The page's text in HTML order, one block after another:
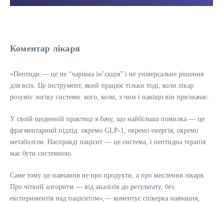
Коментар лікаря
«Пептиди — це не “чарівна інʼєкція” і не універсальне рішення
для всіх. Це інструмент, який працює тільки тоді, коли лікар
розуміє логіку системи: кого, коли, з чим і навіщо він призначає.
У своїй щоденній практиці я бачу, що найбільша помилка — це
фрагментарний підхід: окремо GLP-1, окремо енергія, окремо
метаболізм. Насправді пацієнт — це система, і пептидна терапія
має бути системною.
Саме тому це навчання не про продукти, а про мислення лікаря.
Про чіткий алгоритм — від аналізів до результату, без
експериментів над пацієнтом»,— коментує спікерка навчання,